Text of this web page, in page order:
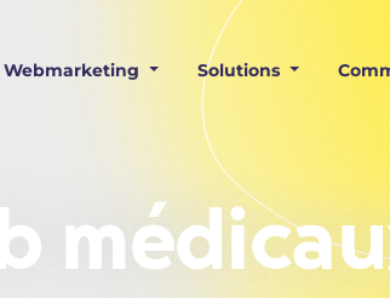
Webmarketing Solutions